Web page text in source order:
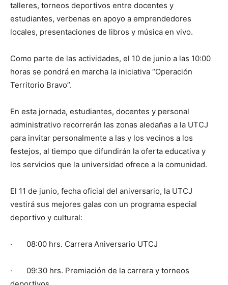
talleres, torneos deportivos entre docentes y
estudiantes, verbenas en apoyo a emprendedores
locales, presentaciones de libros y música en vivo.
Como parte de las actividades, el 10 de junio a las 10:00
horas se pondrá en marcha la iniciativa “Operación
Territorio Bravo”.
En esta jornada, estudiantes, docentes y personal
administrativo recorrerán las zonas aledañas a la UTCJ
para invitar personalmente a las y los vecinos a los
festejos, al tiempo que difundirán la oferta educativa y
los servicios que la universidad ofrece a la comunidad.
El 11 de junio, fecha oficial del aniversario, la UTCJ
vestirá sus mejores galas con un programa especial
deportivo y cultural:
· 08:00 hrs. Carrera Aniversario UTCJ
· 09:30 hrs. Premiación de la carrera y torneos